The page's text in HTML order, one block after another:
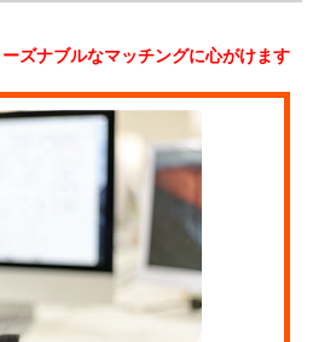
ズナブルなマッチングに心がけます